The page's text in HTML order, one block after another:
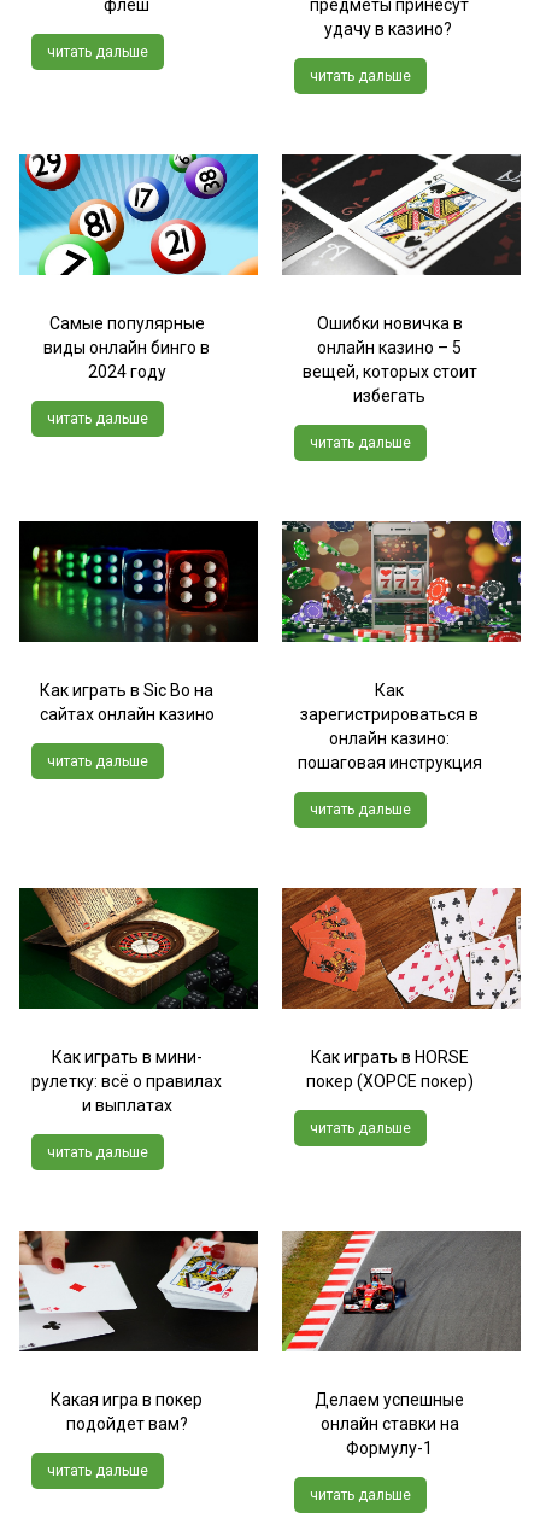
флеш
читать дальше
предметы принесут
удачу в казино?
читать дальше
Самые популярные
виды онлайн бинго в
2024 году
читать дальше
Ошибки новичка в
онлайн казино – 5
вещей, которых стоит
избегать
читать дальше
Как играть в Sic Bo на
сайтах онлайн казино
читать дальше
Как
зарегистрироваться в
онлайн казино:
пошаговая инструкция
читать дальше
Как играть в мини-
рулетку: всё о правилах
и выплатах
читать дальше
Как играть в HORSE
покер (ХОРСЕ покер)
читать дальше
Какая игра в покер
подойдет вам?
читать дальше
Делаем успешные
онлайн ставки на
Формулу-1
читать дальше